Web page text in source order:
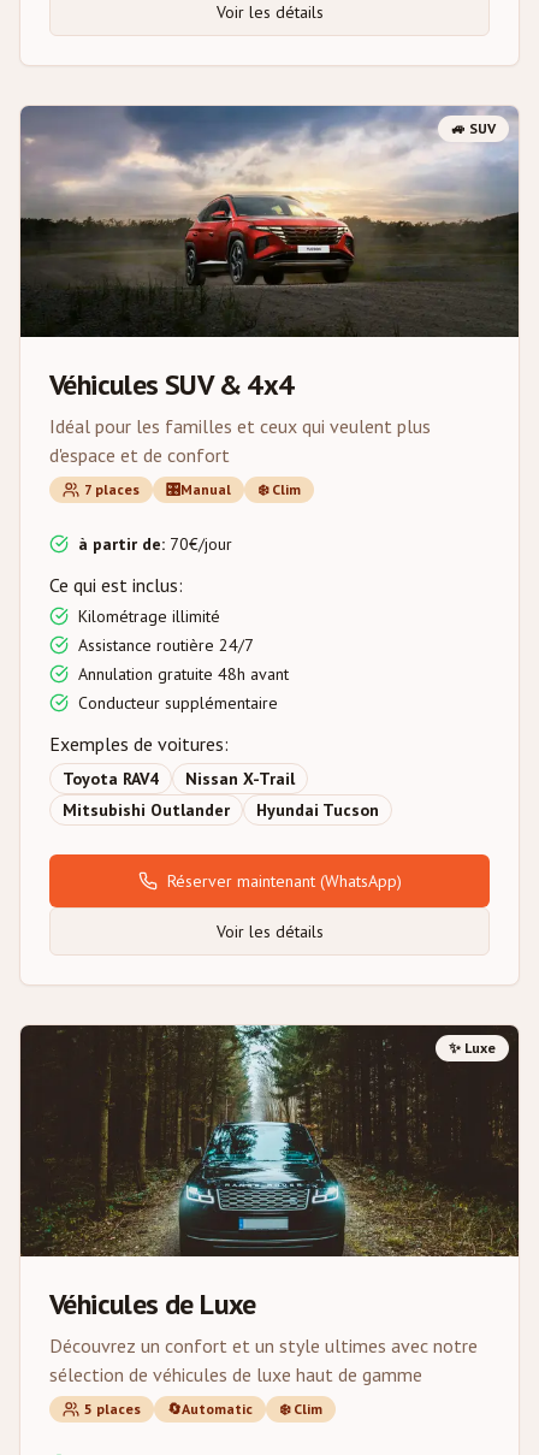
Voir les détails
🚙 SUV
Véhicules SUV & 4x4
Idéal pour les familles et ceux qui veulent plus
d'espace et de confort
7 places 🎛️Manual ❄️ Clim
à partir de: 70€/jour
Ce qui est inclus:
Kilométrage illimité
Assistance routière 24/7
Annulation gratuite 48h avant
Conducteur supplémentaire
Exemples de voitures:
Toyota RAV4
Nissan X-Trail
Mitsubishi Outlander
Hyundai Tucson
Réserver maintenant(WhatsApp)
Voir les détails
✨ Luxe
Véhicules de Luxe
Découvrez un confort et un style ultimes avec notre
sélection de véhicules de luxe haut de gamme
5 places 🔄Automatic ❄️ Clim